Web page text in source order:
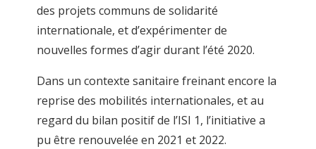
des projets communs de solidarité
internationale, et d’expérimenter de
nouvelles formes d’agir durant l’été 2020.
Dans un contexte sanitaire freinant encore la
reprise des mobilités internationales, et au
regard du bilan positif de l’ISI 1, l’initiative a
pu être renouvelée en 2021 et 2022.